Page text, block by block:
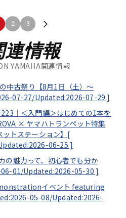
2 3
連情報
YAMAHA関連情報
中古祭り【8月1日（土）～
07-27/Updated:2026-07-29 ]
｜＜入門編＞はじめての1本を
× ヤマハトランペット特集
ットステーション】[
06-25 ]
の魅力って、初心者でも分か
01/Updated:2026-05-30 ]
イベント featuring
05-08/Updated:2026-